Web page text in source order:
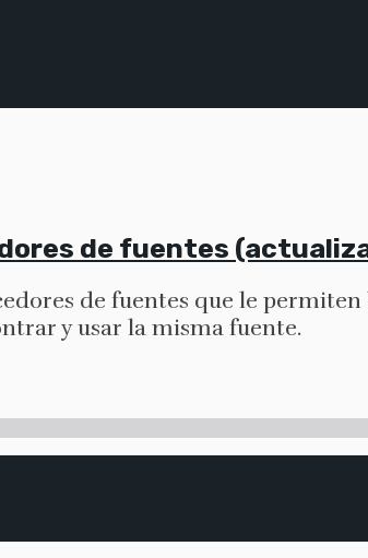
de fuentes
de fuentes que le
y usar la misma fuente.